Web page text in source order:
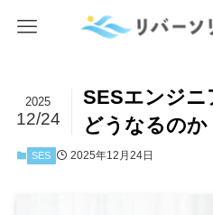
SESエンジニ
どうなるのか
2025
12/24
SES 2025年12月24日